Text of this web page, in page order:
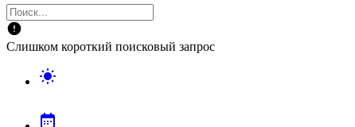
Слишком короткий поисковый запрос